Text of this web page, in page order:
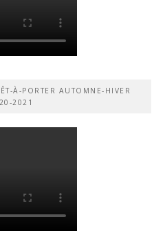
À-PORTER AUTOMNE-HIVER
2021